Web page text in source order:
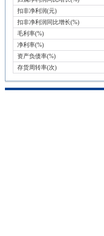
扣非净利润(元)
扣非净利润同比增长(%)
毛利率(%)
净利率(%)
资产负债率(%)
存货周转率(次)